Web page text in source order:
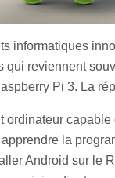
informatiques
qui reviennent
Pi 3. La
ordinateur
la
Android sur le